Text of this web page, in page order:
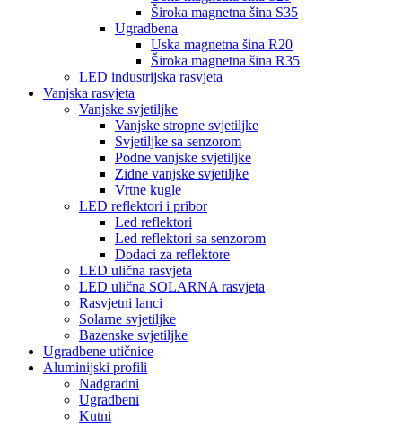
Široka magnetna šina S35
Ugradbena
Uska magnetna šina R20
Široka magnetna šina R35
LED industrijska rasvjeta
Vanjska rasvjeta
Vanjske svjetiljke
Vanjske stropne svjetiljke
Svjetiljke sa senzorom
Podne vanjske svjetiljke
Zidne vanjske svjetiljke
Vrtne kugle
LED reflektori i pribor
Led reflektori
Led reflektori sa senzorom
Dodaci za reflektore
LED ulična rasvjeta
LED ulična SOLARNA rasvjeta
Rasvjetni lanci
Solarne svjetiljke
Bazenske svjetiljke
Ugradbene utičnice
Aluminijski profili
Nadgradni
Ugradbeni
Kutni